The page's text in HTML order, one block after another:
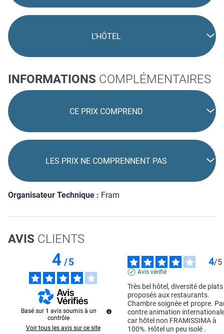
L'HÔTEL
INFORMATIONS COMPLÉMENTAIRES
CE PRIX COMPREND
LES PRIX NE COMPRENNENT PAS
Organisateur Technique : Fram
AVIS CLIENTS
4/5
Basé sur 1 avis soumis à un
contrôle
Voir tous les avis sur ce site
4/5
Avis vérifié
Très bel hôtel, diversité de plats
proposés aux restaurants.
Chambre soignée et propre.
contre animation
car hôtel non FRAMISSIMA à
100%. Hôtel un peu isolé .